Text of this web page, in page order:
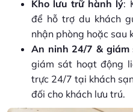
Kho lưu trữ hành lý:
để hỗ trợ du khách
nhận phòng hoặc sau
An ninh 24/7 & giám
giám sát hoạt động
trực 24/7 tại khách
đối cho khách lưu trú.